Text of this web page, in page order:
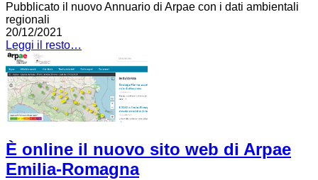
Pubblicato il nuovo Annuario di Arpae con i dati ambientali
regionali
20/12/2021
Leggi il resto…
È online il nuovo sito web di Arpae
Emilia-Romagna